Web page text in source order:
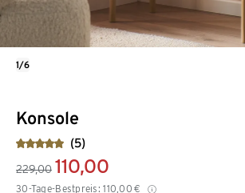
Konsole
(5)
229,00 110,00
30-Tage-Bestpreis: 110,00 €
1/6